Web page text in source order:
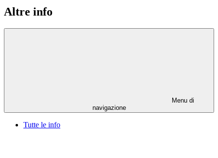
Altre info
Menu di
navigazione
Tutte le info